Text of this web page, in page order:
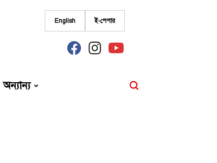
English ই-পেপার
fab
fa-
fab
fa-
fab
fa-
অন্যান্য